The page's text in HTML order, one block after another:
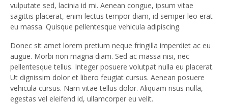
vulputate sed, lacinia id mi. Aenean congue, ipsum vitae
sagittis placerat, enim lectus tempor diam, id semper leo erat
eu massa. Quisque pellentesque vehicula adipiscing.
Donec sit amet lorem pretium neque fringilla imperdiet ac eu
augue. Morbi non magna diam. Sed ac massa nisi, nec
pellentesque tellus. Integer posuere volutpat nulla eu placerat.
Ut dignissim dolor et libero feugiat cursus. Aenean posuere
vehicula cursus. Nam vitae tellus dolor. Aliquam risus nulla,
egestas vel eleifend id, ullamcorper eu velit.